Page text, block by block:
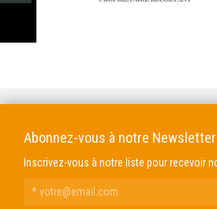
Abonnez-vous à notre Newsletter
Inscrivez-vous à notre liste pour recevoir